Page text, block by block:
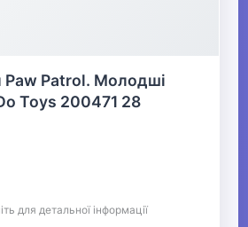
Paw Patrol. Молодші
Toys 200471 28
для детальної інформації